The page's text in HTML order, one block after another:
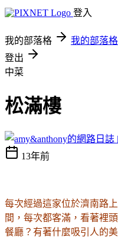
登入
我的部落格 我的部落
登出
中菜
松滿樓
13年前
每次經過這家位於濟南路
間，每次都客滿，看著裡
餐廳 ？ 有著什麼吸引人的